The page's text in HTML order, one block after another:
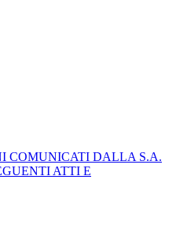
COMUNICATI DALLA S.A.
ATTI E